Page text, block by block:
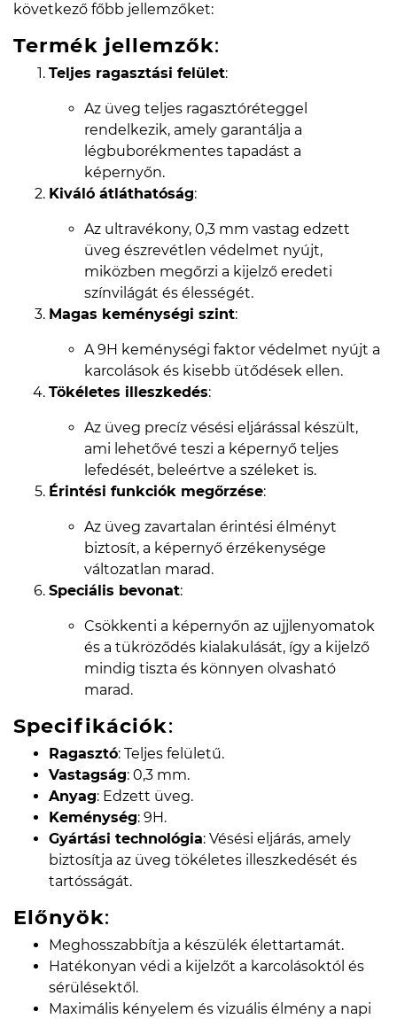
következő főbb jellemzőket:
Termék jellemzők:
Teljes ragasztási felület:
Az üveg teljes ragasztóréteggel
rendelkezik, amely garantálja a
légbuborékmentes tapadást a
képernyőn.
Kiváló átláthatóság:
Az ultravékony, 0,3 mm vastag edzett
üveg észrevétlen védelmet nyújt,
miközben megőrzi a kijelző eredeti
színvilágát és élességét.
Magas keménységi szint:
A 9H keménységi faktor védelmet nyújt a
karcolások és kisebb ütődések ellen.
Tökéletes illeszkedés:
Az üveg precíz vésési eljárással készült,
ami lehetővé teszi a képernyő teljes
lefedését, beleértve a széleket is.
Érintési funkciók megőrzése:
Az üveg zavartalan érintési élményt
biztosít, a képernyő érzékenysége
változatlan marad.
Speciális bevonat:
Csökkenti a képernyőn az ujjlenyomatok
és a tükröződés kialakulását, így a kijelző
mindig tiszta és könnyen olvasható
marad.
Specifikációk:
Ragasztó: Teljes felületű.
Vastagság: 0,3 mm.
Anyag: Edzett üveg.
Keménység: 9H.
Gyártási technológia: Vésési eljárás, amely
biztosítja az üveg tökéletes illeszkedését és
tartósságát.
Előnyök:
Meghosszabbítja a készülék élettartamát.
Hatékonyan védi a kijelzőt a karcolásoktól és
sérülésektől.
Maximális kényelem és vizuális élmény a napi